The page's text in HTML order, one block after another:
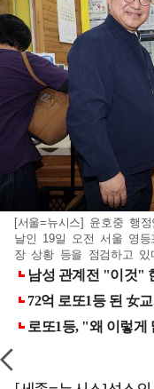
[서울=뉴시스] 윤호중 행
날인 19일 오전 서울 영
장 상황 등을 점검하고 있